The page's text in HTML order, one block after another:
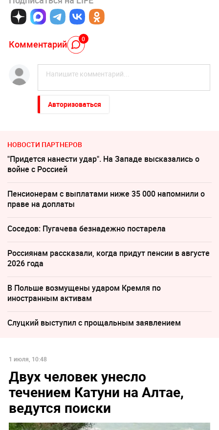
Комментарий 0
Авторизоваться
НОВОСТИ ПАРТНЕРОВ
"Придется нанести удар". На Западе высказались о
войне с Россией
Пенсионерам с выплатами ниже 35 000 напомнили о
праве на доплаты
Соседов: Пугачева безнадежно постарела
Россиянам рассказали, когда придут пенсии в августе
2026 года
В Польше возмущены ударом Кремля по
иностранным активам
Слуцкий выступил с прощальным заявлением
1 июля, 10:48
Двух человек унесло
течением Катуни на Алтае,
ведутся поиски